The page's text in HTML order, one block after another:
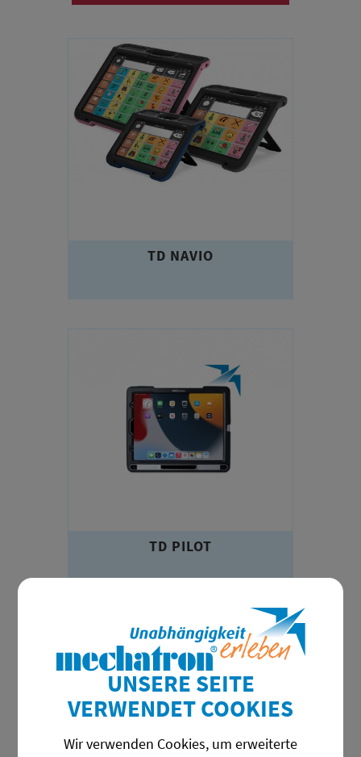
TD NAVIO
TD PILOT
UNSERE SEITE
VERWENDET COOKIES
Wir verwenden Cookies, um erweiterte